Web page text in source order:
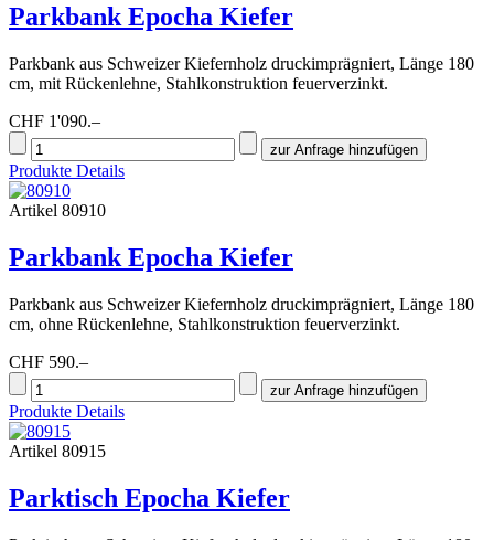
Parkbank Epocha Kiefer
Parkbank aus Schweizer Kiefernholz druckimprägniert, Länge 180
cm, mit Rückenlehne, Stahlkonstruktion feuerverzinkt.
CHF 1'090.–
Produkte Details
Artikel 80910
Parkbank Epocha Kiefer
Parkbank aus Schweizer Kiefernholz druckimprägniert, Länge 180
cm, ohne Rückenlehne, Stahlkonstruktion feuerverzinkt.
CHF 590.–
Produkte Details
Artikel 80915
Parktisch Epocha Kiefer